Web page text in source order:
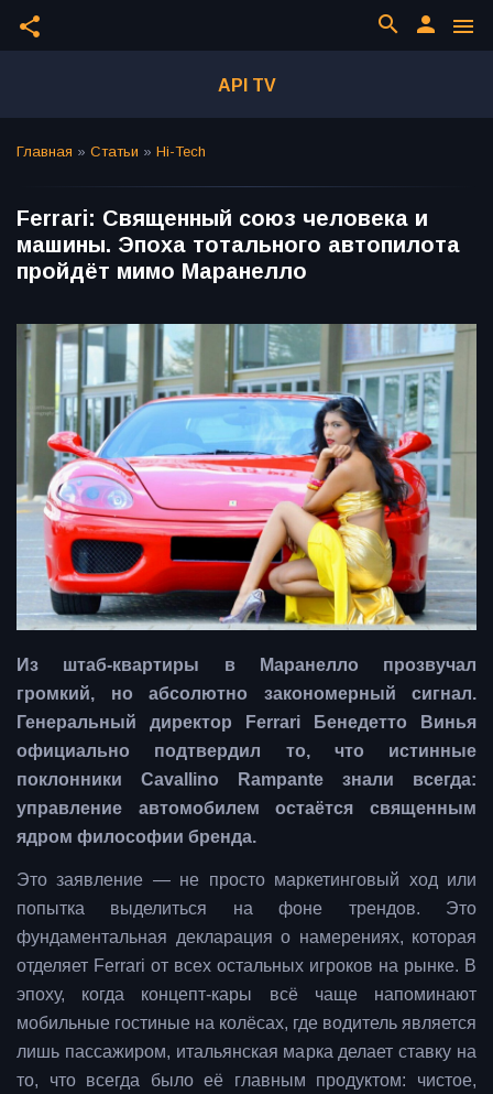
share menu
person
search
API TV
Главная » Статьи » Hi-Tech
Ferrari: Священный союз человека и
машины. Эпоха тотального автопилота
пройдёт мимо Маранелло
Из штаб-квартиры в Маранелло прозвучал
громкий, но абсолютно закономерный сигнал.
Генеральный директор Ferrari Бенедетто Винья
официально подтвердил то, что истинные
поклонники Cavallino Rampante знали всегда:
управление автомобилем остаётся священным
ядром философии бренда.
Это заявление — не просто маркетинговый ход или
попытка выделиться на фоне трендов. Это
фундаментальная декларация о намерениях, которая
отделяет Ferrari от всех остальных игроков на рынке. В
эпоху, когда концепт-кары всё чаще напоминают
мобильные гостиные на колёсах, где водитель является
лишь пассажиром, итальянская марка делает ставку на
то, что всегда было её главным продуктом: чистое,